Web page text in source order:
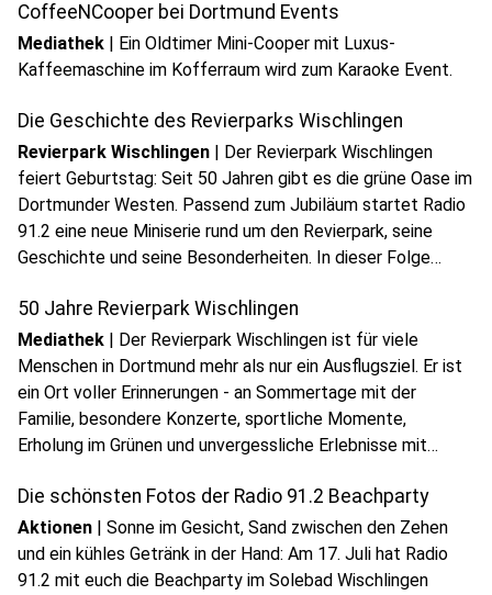
CoffeeNCooper bei Dortmund Events
Mediathek | Ein Oldtimer Mini-Cooper mit Luxus-
Kaffeemaschine im Kofferraum wird zum Karaoke Event.
Die Geschichte des Revierparks Wischlingen
Revierpark Wischlingen | Der Revierpark Wischlingen
feiert Geburtstag: Seit 50 Jahren gibt es die grüne Oase im
Dortmunder Westen. Passend zum Jubiläum startet Radio
91.2 eine neue Miniserie rund um den Revierpark, seine
Geschichte und seine Besonderheiten. In dieser Folge
Freizeitangebote im Revierpark Wischlingen.
50 Jahre Revierpark Wischlingen
Mediathek | Der Revierpark Wischlingen ist für viele
Menschen in Dortmund mehr als nur ein Ausflugsziel. Er ist
ein Ort voller Erinnerungen - an Sommertage mit der
Familie, besondere Konzerte, sportliche Momente,
Erholung im Grünen und unvergessliche Erlebnisse mit
Die schönsten Fotos der Radio 91.2 Beachparty
Aktionen | Sonne im Gesicht, Sand zwischen den Zehen
und ein kühles Getränk in der Hand: Am 17. Juli hat Radio
91.2 mit euch die Beachparty im Solebad Wischlingen